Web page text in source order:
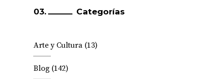
Categorías
Arte y Cultura(13)
Blog(142)